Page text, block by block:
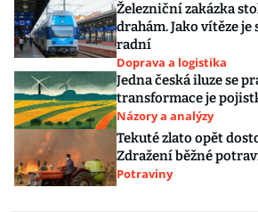
Železniční zakázka
drahám. Jako vítěze
radní
Doprava a logistika
Jedna česká iluze se
transformace je
Názory a analýzy
Tekuté zlato opět
Zdražení běžné
Potraviny